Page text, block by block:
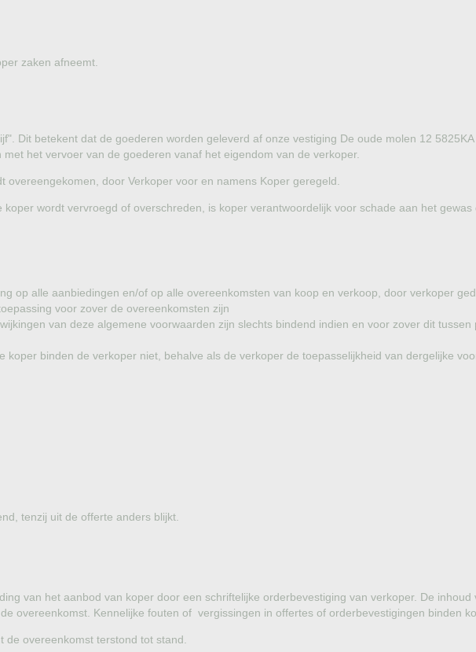
BAMBOE
SCHIJNHULST
KORNOELJE
EUROPESE
zaken afneemt.
Dit betekent dat de goederen worden geleverd af onze vestiging De oude molen 12 5825KA
het vervoer van de goederen vanaf het eigendom van de verkoper.
overeengekomen, door Verkoper voor en namens Koper geregeld.
wordt vervroegd of overschreden, is koper verantwoordelijk voor schade aan het
op alle aanbiedingen en/of op alle overeenkomsten van koop en verkoop, door verkoper
voor zover de overeenkomsten zijn
van deze algemene voorwaarden zijn slechts bindend indien en voor zover dit tussen
koper binden de verkoper niet, behalve als de verkoper de toepasselijkheid van dergelijke
tenzij uit de offerte anders blijkt.
van het aanbod van koper door een schriftelijke orderbevestiging van verkoper. De inhoud
overeenkomst. Kennelijke fouten of vergissingen in offertes of orderbevestigingen binden
overeenkomst terstond tot stand.